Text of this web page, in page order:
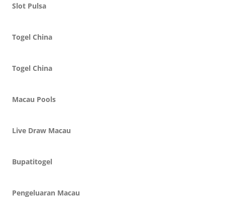
Slot Pulsa
Togel China
Togel China
Macau Pools
Live Draw Macau
Bupatitogel
Pengeluaran Macau